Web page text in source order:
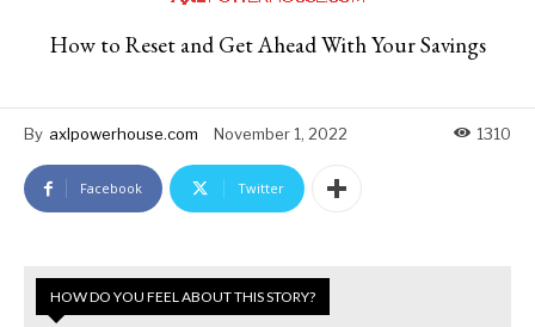
How to Reset and Get Ahead With Your Savings
By axlpowerhouse.com November 1, 2022 1310
Facebook Twitter
HOW DO YOU FEEL ABOUT THIS STORY?